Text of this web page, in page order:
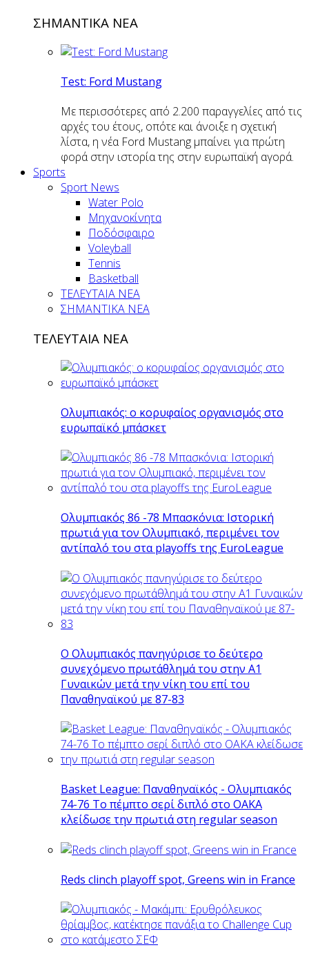
ΣΗΜΑΝΤΙΚΑ ΝΕΑ
Test: Ford Mustang
Με περισσότερες από 2.200 παραγγελίες από τις
αρχές του έτους, οπότε και άνοιξε η σχετική
λίστα, η νέα Ford Mustang μπαίνει για πρώτη
φορά στην ιστορία της στην ευρωπαϊκή αγορά.
Sports
Sport News
Water Polo
Μηχανοκίνητα
Ποδόσφαιρο
Voleyball
Tennis
Basketball
ΤΕΛΕΥΤΑΙΑ ΝΕΑ
ΣΗΜΑΝΤΙΚΑ ΝΕΑ
ΤΕΛΕΥΤΑΙΑ ΝΕΑ
Ολυμπιακός: ο κορυφαίος οργανισμός στο
ευρωπαϊκό μπάσκετ
Ολυμπιακός 86 -78 Μπασκόνια: Ιστορική
πρωτιά για τον Ολυμπιακό, περιμένει τον
αντίπαλό του στα playoffs της EuroLeague
Ο Ολυμπιακός πανηγύρισε το δεύτερο
συνεχόμενο πρωτάθλημά του στην Α1
Γυναικών μετά την νίκη του επί του
Παναθηναϊκού με 87-83
Basket League: Παναθηναϊκός - Ολυμπιακός
74-76 Το πέμπτο σερί διπλό στο ΟΑΚΑ
κλείδωσε την πρωτιά στη regular season
Reds clinch playoff spot, Greens win in France